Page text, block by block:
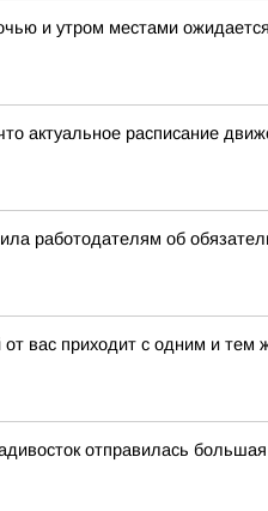
и утром местами
актуальное расписание
работодателям об
вас приходит с одним и
отправилась